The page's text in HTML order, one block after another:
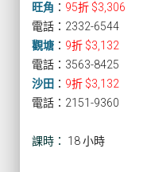
旺角 ： 95折 $3,306
電話：2332-6544
觀塘 ： 9折 $3,132
電話：3563-8425
沙田 ： 9折 $3,132
電話：2151-9360
課時： 18 小時